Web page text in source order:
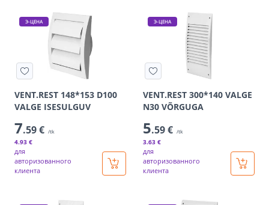
Э-ЦЕНА
VENT.REST 148*153 D100
VALGE ISESULGUV
7.59 € /tk
4.93 €
для
авторизованного
клиента
Э-ЦЕНА
VENT.REST 300*140 VALGE
N30 VÕRGUGA
5.59 € /tk
3.63 €
для
авторизованного
клиента